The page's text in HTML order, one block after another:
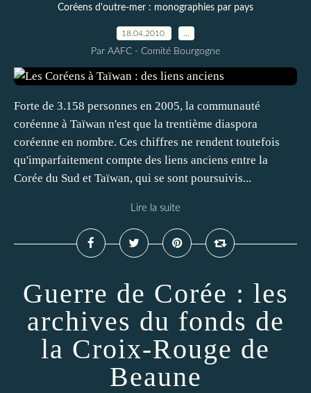
Coréens d'outre-mer : monographies par pays
18.04.2010
Par AAFC - Comité Bourgogne
Forte de 3.158 personnes en 2005, la communauté
coréenne à Taïwan n'est que la trentième diaspora
coréenne en nombre. Ces chiffres ne rendent toutefois
qu'imparfaitement compte des liens anciens entre la
Corée du Sud et Taïwan, qui se sont poursuivis...
Lire la suite
Guerre de Corée : les
archives du fonds de
la Croix-Rouge de
Beaune